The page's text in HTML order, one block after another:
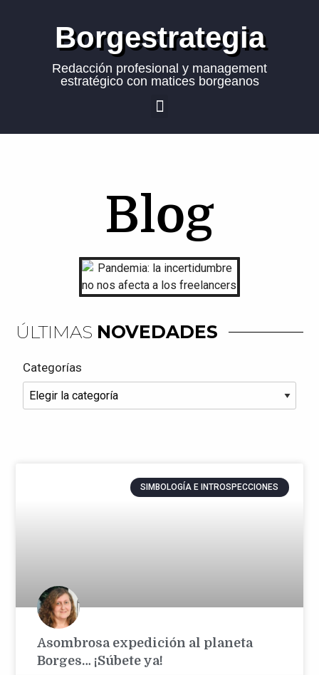
Borgestrategia
Redacción profesional y management
estratégico con matices borgeanos
Blog
ÚLTIMAS NOVEDADES
Categorías
SIMBOLOGÍA E INTROSPECCIONES
Asombrosa expedición al planeta
Borges… ¡Súbete ya!